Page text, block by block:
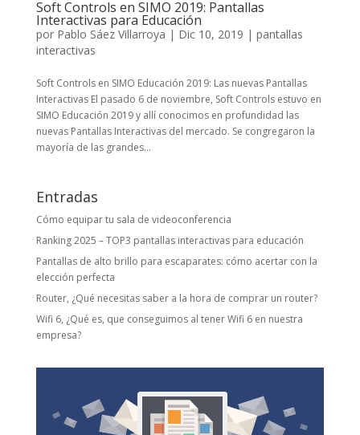
Soft Controls en SIMO 2019: Pantallas
Interactivas para Educación
por Pablo Sáez Villarroya | Dic 10, 2019 | pantallas
interactivas
Soft Controls en SIMO Educación 2019: Las nuevas Pantallas
Interactivas El pasado 6 de noviembre, Soft Controls estuvo en
SIMO Educación 2019 y allí conocimos en profundidad las
nuevas Pantallas Interactivas del mercado. Se congregaron la
mayoría de las grandes...
Entradas
Cómo equipar tu sala de videoconferencia
Ranking 2025 – TOP3 pantallas interactivas para educación
Pantallas de alto brillo para escaparates: cómo acertar con la
elección perfecta
Router, ¿Qué necesitas saber a la hora de comprar un router?
Wifi 6, ¿Qué es, que conseguimos al tener Wifi 6 en nuestra
empresa?